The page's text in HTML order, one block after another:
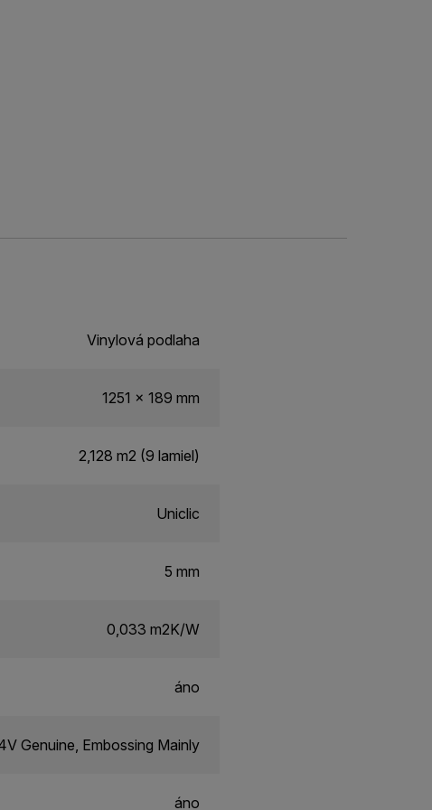
Vinylová podlaha
1251 x 189 mm
2,128 m2 (9 lamiel)
Uniclic
5 mm
0,033 m2K/W
áno
Genuine, Embossing Mainly
áno